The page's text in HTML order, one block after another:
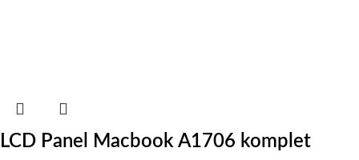
LCD Panel Macbook A1706 komplet